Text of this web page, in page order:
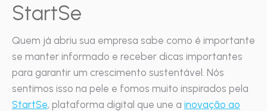
StartSe
Quem já abriu sua empresa sabe como é importante
se manter informado e receber dicas importantes
para garantir um crescimento sustentável. Nós
sentimos isso na pele e fomos muito inspirados pela
StartSe, plataforma digital que une a inovação ao